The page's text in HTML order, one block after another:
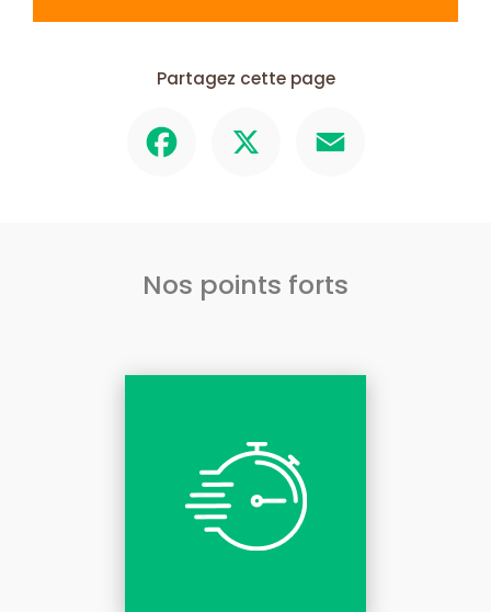
Partagez cette page
Nos points forts